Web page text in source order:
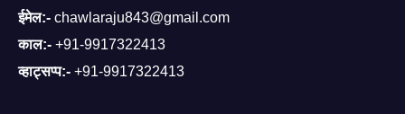
ईमेल:- chawlaraju843@gmail.com
काल:- +91-9917322413
व्हाट्सप्प:- +91-9917322413